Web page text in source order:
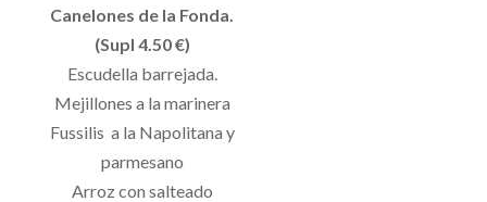
Canelones de la Fonda.
(Supl 4.50 €)
Escudella barrejada.
Mejillones a la marinera
Fussilis a la Napolitana y
parmesano
Arroz con salteado